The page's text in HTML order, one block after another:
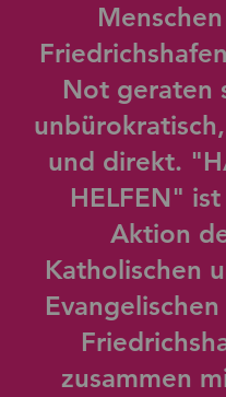
Not geraten
und direkt.
HELFEN"
Aktion
Katholischen
zusammen